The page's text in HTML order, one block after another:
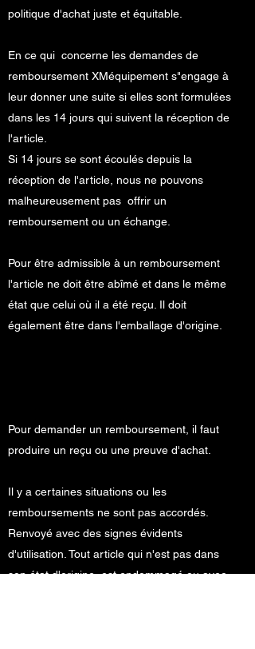
politique d'achat juste et équitable.
En ce qui concerne les demandes de
remboursement XMéquipement s"engage à
leur donner une suite si elles sont formulées
dans les 14 jours qui suivent la réception de
l'article.
Si 14 jours se sont écoulés depuis la
réception de l'article, nous ne pouvons
malheureusement pas offrir un
remboursement ou un échange.
Pour être admissible à un remboursement
l'article ne doit être abîmé et dans le même
état que celui où il a été reçu. Il doit
également être dans l'emballage d'origine.
Pour demander un remboursement, il faut
produire un reçu ou une preuve d'achat.
Il y a certaines situations ou les
remboursements ne sont pas accordés.
Renvoyé avec des signes évidents
d'utilisation. Tout article qui n'est pas dans
son état d'origine, est endommagé ou avec